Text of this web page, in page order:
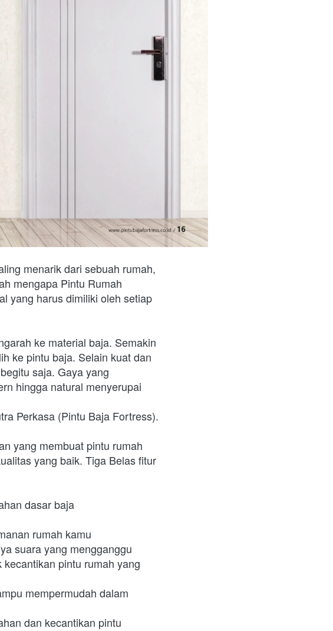
mengapa Pintu Rumah
yang harus dimiliki oleh setiap
ke pintu baja. Selain kuat dan
saja. Gaya yang
hingga natural menyerupai
Perkasa (Pintu Baja Fortress).
yang membuat pintu rumah
yang baik. Tiga Belas fitur
dasar baja
rumah kamu
suara yang mengganggu
pintu rumah yang
mempermudah dalam
dan kecantikan pintu